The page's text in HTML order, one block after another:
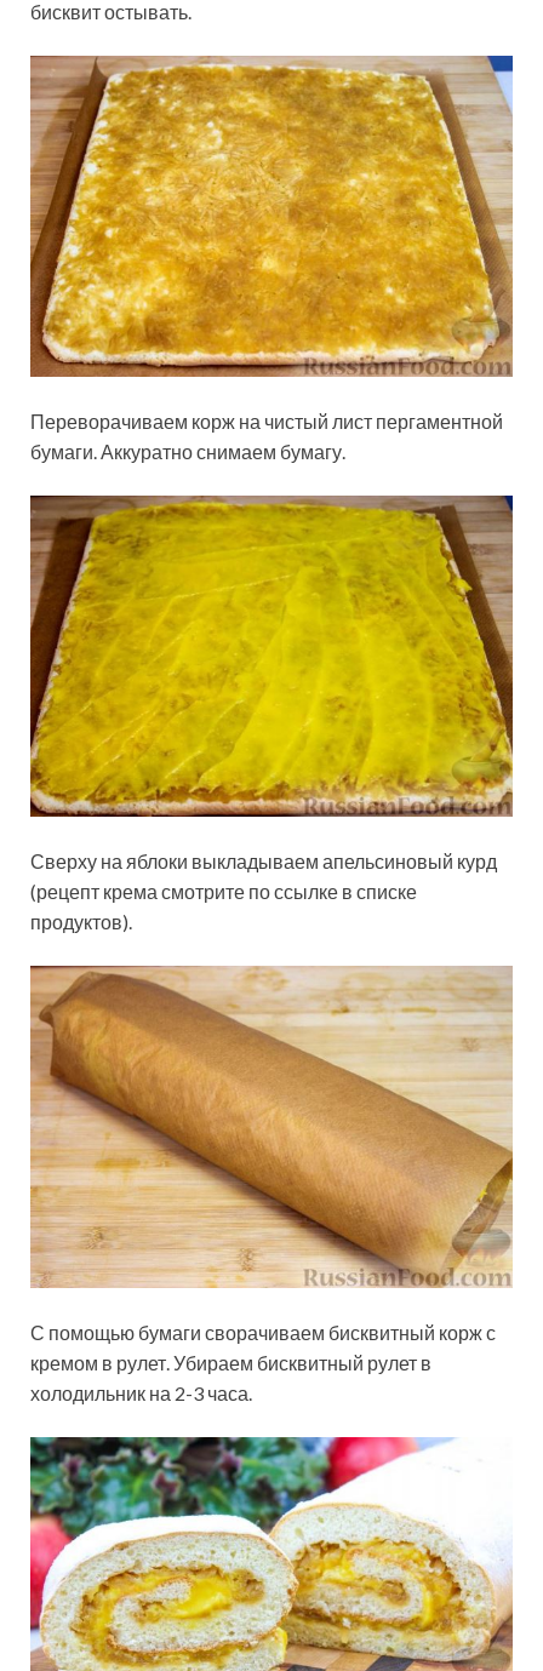
бисквит остывать.
Переворачиваем корж на чистый лист пергаментной
бумаги. Аккуратно снимаем бумагу.
Сверху на яблоки выкладываем апельсиновый курд
(рецепт крема смотрите по ссылке в списке
продуктов).
С помощью бумаги сворачиваем бисквитный корж с
кремом в рулет. Убираем бисквитный рулет в
холодильник на 2-3 часа.